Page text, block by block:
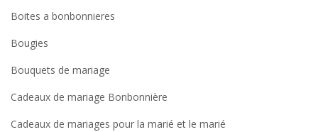
Boites a bonbonnieres
Bougies
Bouquets de mariage
Cadeaux de mariage Bonbonnière
Cadeaux de mariages pour la marié et le marié